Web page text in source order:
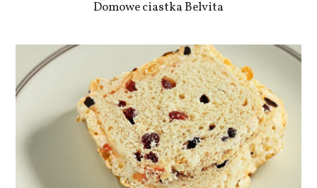
Domowe ciastka Belvita